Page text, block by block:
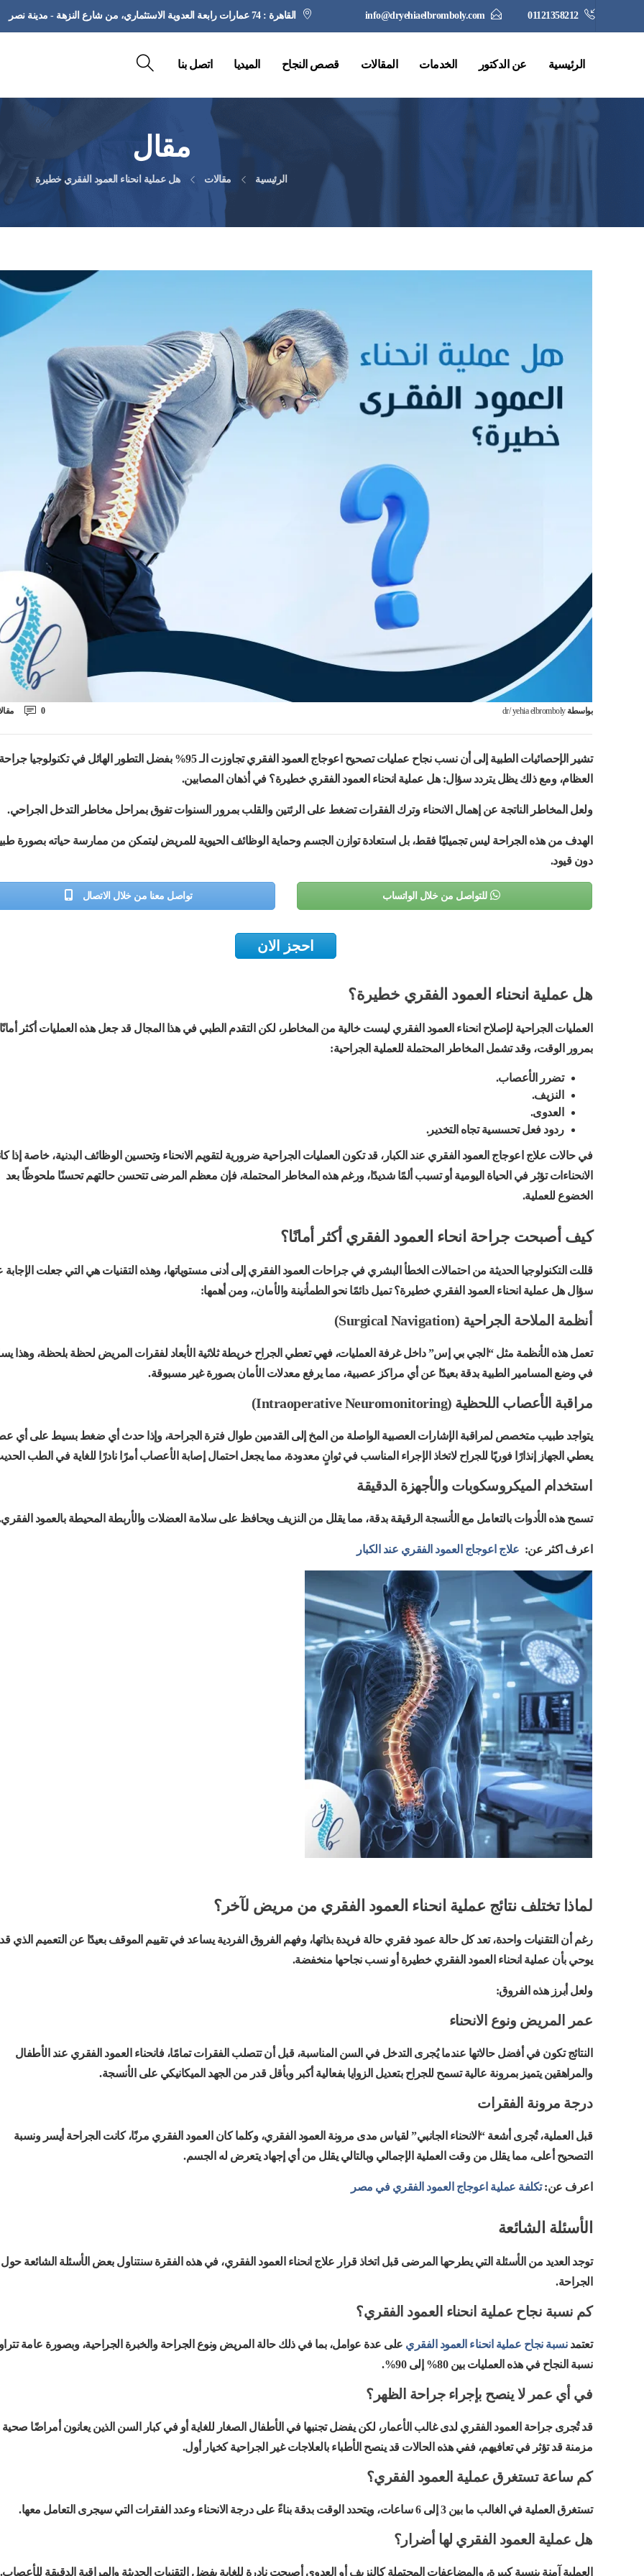
01121358212
info@dryehiaelbromboly.com القاهرة : 74 عمارات رابعة العدوية الاستثماري، من شارع النزهة - مدينة نصر
الرئيسية عن الدكتور الخدمات المقالات قصص النجاح الميديا اتصل بنا
مقال
الرئيسية مقالات هل عملية انحناء العمود الفقري خطيرة
بواسطةdr/ yehia elbromboly
0
تشير الإحصائيات الطبية إلى أن نسب نجاح عمليات تصحيح اعوجاج العمود الفقري تجاوزت الـ 95% بفضل التطور الهائل في تكنولوجيا جراحة
العظام، ومع ذلك يظل يتردد سؤال: هل عملية انحناء العمود الفقري خطيرة؟ في أذهان المصابين.
ولعل المخاطر الناتجة عن إهمال الانحناء وترك الفقرات تضغط على الرئتين والقلب بمرور السنوات تفوق بمراحل مخاطر التدخل الجراحي.
الهدف من هذه الجراحة ليس تجميليًا فقط، بل استعادة توازن الجسم وحماية الوظائف الحيوية للمريض ليتمكن من ممارسة حياته بصورة
دون قيود.
تواصل معنا من خلال الاتصال للتواصل من خلال الواتساب
احجز الان
هل عملية انحناء العمود الفقري خطيرة؟
العمليات الجراحية لإصلاح انحناء العمود الفقري ليست خالية من المخاطر، لكن التقدم الطبي في هذا المجال قد جعل هذه العمليات أكثر أمانًا
بمرور الوقت، وقد تشمل المخاطر المحتملة للعملية الجراحية:
تضرر الأعصاب.
النزيف.
العدوى.
ردود فعل تحسسية تجاه التخدير.
في حالات علاج اعوجاج العمود الفقري عند الكبار، قد تكون العمليات الجراحية ضرورية لتقويم الانحناء وتحسين الوظائف البدنية، خاصة إذا
الانحناءات تؤثر في الحياة اليومية أو تسبب ألمًا شديدًا، ورغم هذه المخاطر المحتملة، فإن معظم المرضى تتحسن حالتهم تحسنًا ملحوظًا بعد
الخضوع للعملية.
كيف أصبحت جراحة انحاء العمود الفقري أكثر أمانًا؟
قللت التكنولوجيا الحديثة من احتمالات الخطأ البشري في جراحات العمود الفقري إلى أدنى مستوياتها، وهذه التقنيات هي التي جعلت
سؤال هل عملية انحناء العمود الفقري خطيرة؟ تميل دائمًا نحو الطمأنينة والأمان.، ومن أهمها:
أنظمة الملاحة الجراحية (Surgical Navigation)
تعمل هذه الأنظمة مثل “الجي بي إس” داخل غرفة العمليات، فهي تعطي الجراح خريطة ثلاثية الأبعاد لفقرات المريض لحظة بلحظة، وهذا
في وضع المسامير الطبية بدقة بعيدًا عن أي مراكز عصبية، مما يرفع معدلات الأمان بصورة غير مسبوقة.
مراقبة الأعصاب اللحظية (Intraoperative Neuromonitoring)
يتواجد طبيب متخصص لمراقبة الإشارات العصبية الواصلة من المخ إلى القدمين طوال فترة الجراحة، وإذا حدث أي ضغط بسيط على أي
يعطي الجهاز إنذارًا فوريًا للجراح لاتخاذ الإجراء المناسب في ثوانٍ معدودة، مما يجعل احتمال إصابة الأعصاب أمرًا نادرًا للغاية في الطب
استخدام الميكروسكوبات والأجهزة الدقيقة
تسمح هذه الأدوات بالتعامل مع الأنسجة الرقيقة بدقة، مما يقلل من النزيف ويحافظ على سلامة العضلات والأربطة المحيطة بالعمود
اعرف اكثر عن: علاج اعوجاج العمود الفقري عند الكبار
لماذا تختلف نتائج عملية انحناء العمود الفقري من مريض لآخر؟
رغم أن التقنيات واحدة، تعد كل حالة عمود فقري حالة فريدة بذاتها، وفهم الفروق الفردية يساعد في تقييم الموقف بعيدًا عن التعميم الذي قد
يوحي بأن عملية انحناء العمود الفقري خطيرة أو نسب نجاحها منخفضة.
ولعل أبرز هذه الفروق:
عمر المريض ونوع الانحناء
النتائج تكون في أفضل حالاتها عندما يُجرى التدخل في السن المناسبة، قبل أن تتصلب الفقرات تمامًا، فانحناء العمود الفقري عند الأطفال
والمراهقين يتميز بمرونة عالية تسمح للجراح بتعديل الزوايا بفعالية أكبر وبأقل قدر من الجهد الميكانيكي على الأنسجة.
درجة مرونة الفقرات
قبل العملية، تُجرى أشعة “الانحناء الجانبي” لقياس مدى مرونة العمود الفقري، وكلما كان العمود الفقري مرنًا، كانت الجراحة أيسر ونسبة
التصحيح أعلى، مما يقلل من وقت العملية الإجمالي وبالتالي يقلل من أي إجهاد يتعرض له الجسم.
اعرف عن:تكلفة عملية اعوجاج العمود الفقري في مصر
الأسئلة الشائعة
توجد العديد من الأسئلة التي يطرحها المرضى قبل اتخاذ قرار علاج انحناء العمود الفقري، في هذه الفقرة سنتناول بعض الأسئلة الشائعة
الجراحة.
كم نسبة نجاح عملية انحناء العمود الفقري؟
تعتمدنسبة نجاح عملية انحناء العمود الفقري على عدة عوامل، بما في ذلك حالة المريض ونوع الجراحة والخبرة الجراحية، وبصورة عامة
نسبة النجاح في هذه العمليات بين 80% إلى 90%.
في أي عمر لا ينصح بإجراء جراحة الظهر؟
قد تُجرى جراحة العمود الفقري لدى غالب الأعمار، لكن يفضل تجنبها في الأطفال الصغار للغاية أو في كبار السن الذين يعانون أمراضًا صحية
مزمنة قد تؤثر في تعافيهم، ففي هذه الحالات قد ينصح الأطباء بالعلاجات غير الجراحية كخيار أول.
كم ساعة تستغرق عملية العمود الفقري؟
تستغرق العملية في الغالب ما بين 3 إلى 6 ساعات، ويتحدد الوقت بدقة بناءً على درجة الانحناء وعدد الفقرات التي سيجرى التعامل معها.
هل عملية العمود الفقري لها أضرار؟
العملية آمنة بنسبة كبيرة، والمضاعفات المحتملة كالنزيف أو العدوى أصبحت نادرة للغاية بفضل التقنيات الحديثة والمراقبة الدقيقة للأعصاب.